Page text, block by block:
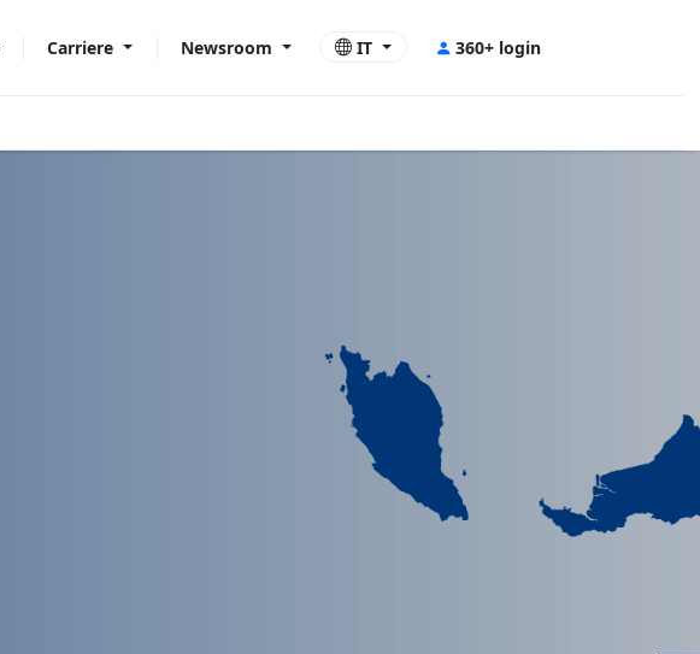
Carriere Newsroom IT 360+ login